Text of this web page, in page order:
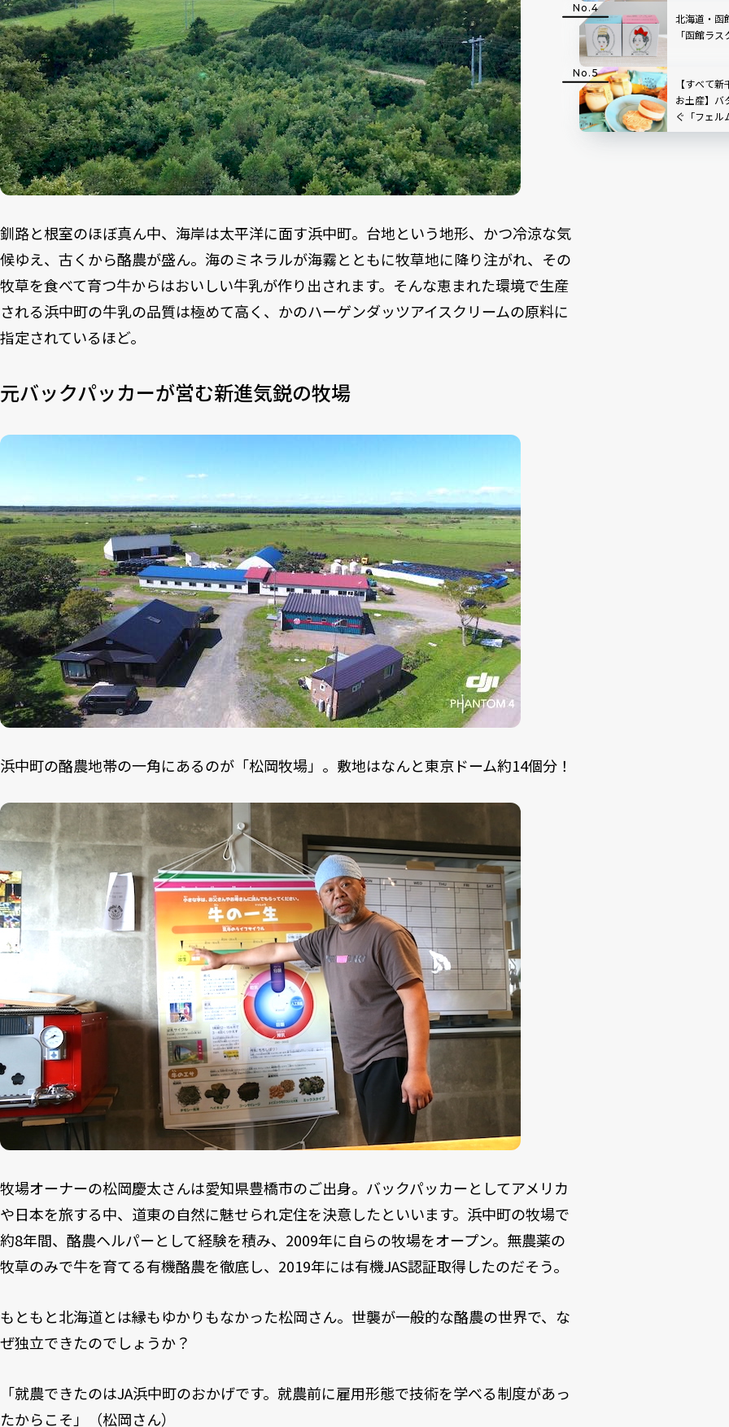
釧路と根室のほぼ真ん中、海岸は太平洋に面す浜中町。台地という地形、かつ冷涼な気
候ゆえ、古くから酪農が盛ん。海のミネラルが海霧とともに牧草地に降り注がれ、その
牧草を食べて育つ牛からはおいしい牛乳が作り出されます。そんな恵まれた環境で生産
される浜中町の牛乳の品質は極めて高く、かのハーゲンダッツアイスクリームの原料に
指定されているほど。
元バックパッカーが営む新進気鋭の牧場
浜中町の酪農地帯の一角にあるのが「松岡牧場」。敷地はなんと東京ドーム約14個分！
牧場オーナーの松岡慶太さんは愛知県豊橋市のご出身。バックパッカーとしてアメリカ
や日本を旅する中、道東の自然に魅せられ定住を決意したといいます。浜中町の牧場で
約8年間、酪農ヘルパーとして経験を積み、2009年に自らの牧場をオープン。無農薬の
牧草のみで牛を育てる有機酪農を徹底し、2019年には有機JAS認証取得したのだそう。
もともと北海道とは縁もゆかりもなかった松岡さん。世襲が一般的な酪農の世界で、な
ぜ独立できたのでしょうか？
「就農できたのはJA浜中町のおかげです。就農前に雇用形態で技術を学べる制度があっ
たからこそ」（松岡さん）
北海道・函
「函館ラ
【すべて
お土産】バ
ぐ「フェル
オープン！